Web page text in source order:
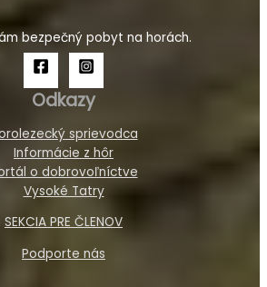
bezpečný pobyt na horách.
Odkazy
sprievodca
Informácie z hôr
o dobrovoľníctve
Vysoké Tatry
SEKCIA PRE ČLENOV
Podporte nás